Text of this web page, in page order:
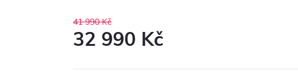
41 990 Kč
32 990 Kč
cena: